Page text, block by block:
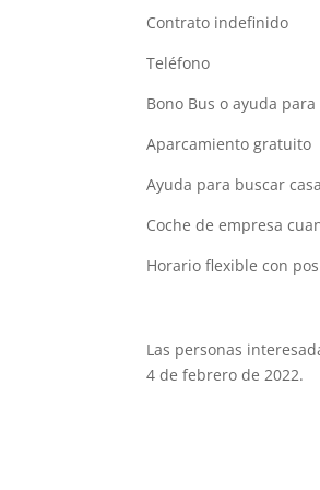
Contrato indefinido
Teléfono
Bono Bus o ayuda
Aparcamiento gratuito
Ayuda para buscar casa
Coche de empresa
Horario flexible con
Las personas
4 de febrero de 2022.